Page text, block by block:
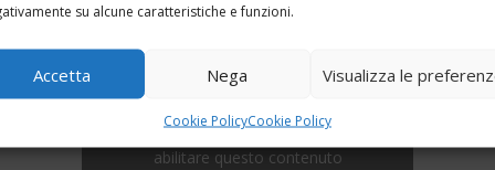
su alcune caratteristiche e funzioni.
Accetta Nega Visualizza le
Cookie PolicyCookie Policy
Fai clic per accettare i cookie marketing e
abilitare questo contenuto